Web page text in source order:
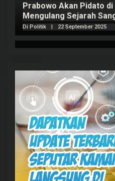
Prabowo Akan Pidato
Mengulang Sejarah
Di Politik | 22 September 2025